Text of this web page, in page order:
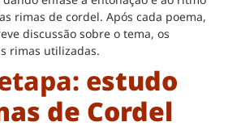
rimas de cordel. Após cada poema,
discussão sobre o tema, os
rimas utilizadas.
estudo
de Cordel